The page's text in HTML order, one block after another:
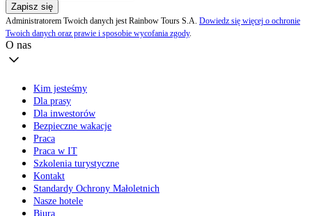
Zapisz się
Administratorem Twoich danych jest Rainbow Tours S.A. Dowiedz się więcej o ochronie
Twoich danych oraz prawie i sposobie wycofania zgody.
O nas
Kim jesteśmy
Dla prasy
Dla inwestorów
Bezpieczne wakacje
Praca
Praca w IT
Szkolenia turystyczne
Kontakt
Standardy Ochrony Małoletnich
Nasze hotele
Biura